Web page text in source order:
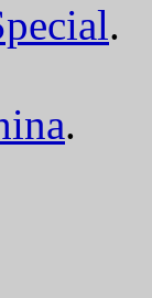
.
.